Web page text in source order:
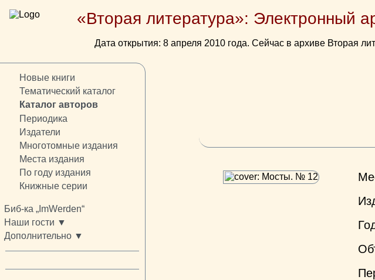
«Вторая литература»: Электронный
Дата открытия: 8 апреля 2010 года. Сейчас в архиве Вторая
Новые книги
Тематический каталог
Каталог авторов
Периодика
Издатели
Многотомные издания
Места издания
По году издания
Книжные серии
Биб-ка „ImWerden“
Наши гости ▼
Дополнительно ▼